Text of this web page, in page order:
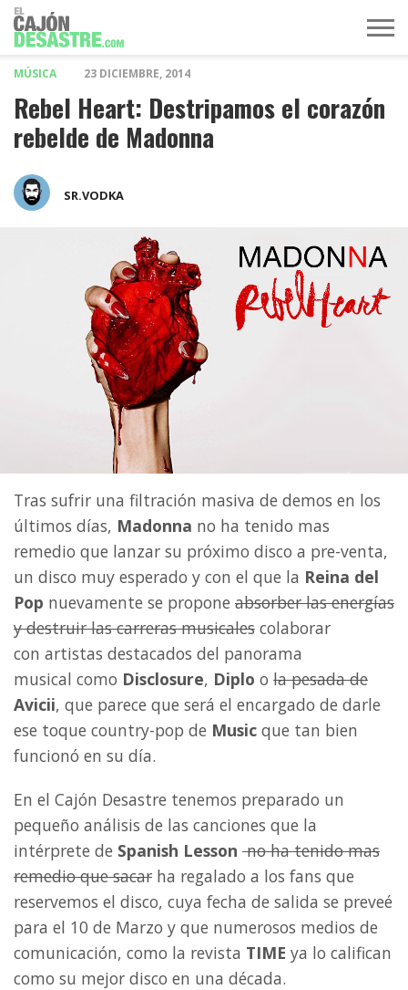
MÚSICA 23 DICIEMBRE, 2014
Rebel Heart: Destripamos el corazón
rebelde de Madonna
SR.VODKA
Tras sufrir una filtración masiva de demos en los
últimos días, Madonna no ha tenido mas
remedio que lanzar su próximo disco a pre-venta,
un disco muy esperado y con el que la Reina del
Pop nuevamente se propone absorber las energías
y destruir las carreras musicales colaborar
con artistas destacados del panorama
musical como Disclosure, Diplo o la pesada de
Avicii, que parece que será el encargado de darle
ese toque country-pop de Music que tan bien
funcionó en su día.
En el Cajón Desastre tenemos preparado un
pequeño análisis de las canciones que la
intérprete de Spanish Lesson no ha tenido mas
remedio que sacar ha regalado a los fans que
reservemos el disco, cuya fecha de salida se preveé
para el 10 de Marzo y que numerosos medios de
comunicación, como la revista TIME ya lo califican
como su mejor disco en una década.